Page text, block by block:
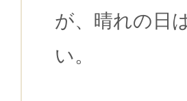
が、晴れの日
い。